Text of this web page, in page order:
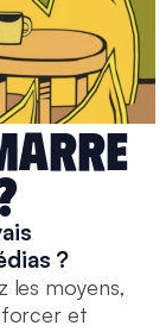
?
les moyens,
et